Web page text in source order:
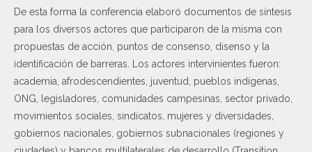
De esta forma la conferencia elaboró documentos de síntesis
para los diversos actores que participaron de la misma con
propuestas de acción, puntos de consenso, disenso y la
identificación de barreras. Los actores intervinientes fueron:
academia, afrodescendientes, juventud, pueblos indígenas,
ONG, legisladores, comunidades campesinas, sector privado,
movimientos sociales, sindicatos, mujeres y diversidades,
gobiernos nacionales, gobiernos subnacionales (regiones y